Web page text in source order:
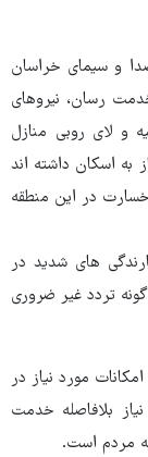
و سیمای خراسان
رسان، نیروهای
لای روبی منازل
نیاز به اسکان داشته اند
در این منطقه
های شدید در
تردد غیر ضروری
مورد نیاز در
بلافاصله خدمت
مردم است.